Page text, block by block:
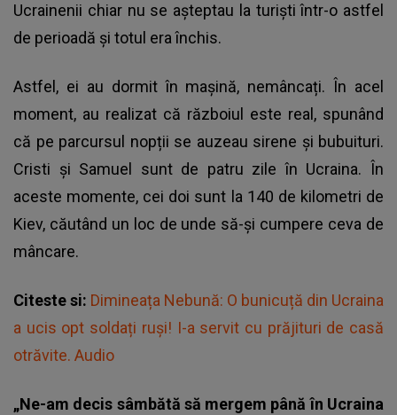
Ucrainenii chiar nu se așteptau la turişti într-o astfel
de perioadă şi totul era închis.
Astfel, ei au dormit în mașină, nemâncați. În acel
moment, au realizat că războiul este real, spunând
că pe parcursul nopții se auzeau sirene și bubuituri.
Cristi şi Samuel sunt de patru zile în Ucraina. În
aceste momente, cei doi sunt la 140 de kilometri de
Kiev, căutând un loc de unde să-și cumpere ceva de
mâncare.
Citeste si: Dimineața Nebună: O bunicuță din Ucraina
a ucis opt soldați ruși! I-a servit cu prăjituri de casă
otrăvite. Audio
„Ne-am decis sâmbătă să mergem până în Ucraina